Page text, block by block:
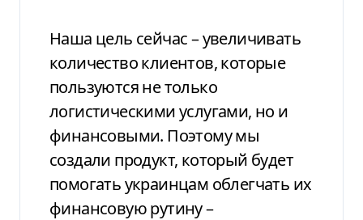
Наша цель сейчас – увеличивать
количество клиентов, которые
пользуются не только
логистическими услугами, но и
финансовыми. Поэтому мы
создали продукт, который будет
помогать украинцам облегчать их
финансовую рутину –